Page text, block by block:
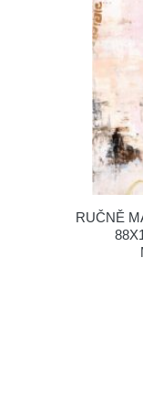
RUČNĚ